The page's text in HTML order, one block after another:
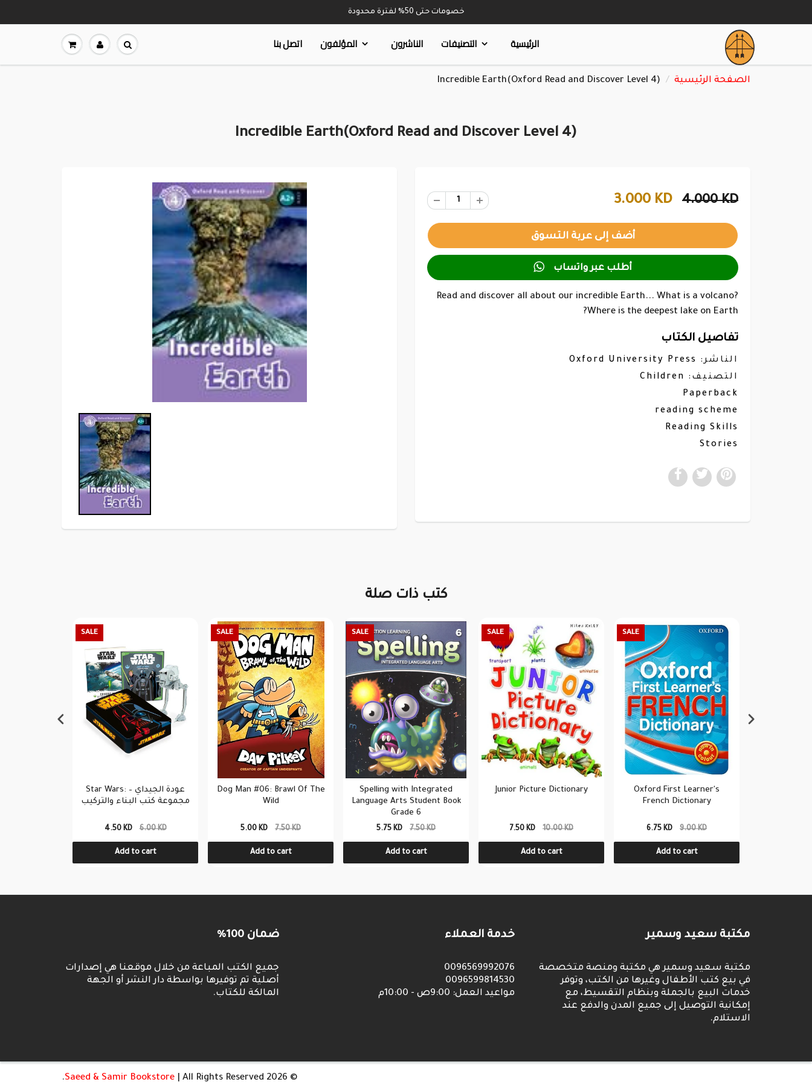
خصومات حتى 50% لفترة محدودة
الرئيسية التصنيفات الناشرون المؤلفون اتصل بنا
الصفحة الرئيسية Incredible Earth(Oxford Read and Discover Level 4)
Incredible Earth(Oxford Read and Discover Level 4)
3.000 KD 4.000 KD
 أطلب عبر واتساب
Read and discover all about our incredible Earth... What is a volcano?
Where is the deepest lake on Earth?
تفاصيل الكتاب
الناشر:
Oxford University Press
التصنيف: Children
Paperback
reading scheme
Reading Skills
Stories
كتب ذات صلة
SALE
Star Wars: عودة الجيداي –
مجموعة كتب البناء والتركيب
4.50 KD 6.00 KD
Add to cart
SALE
Dog Man #06: Brawl Of The
Wild
5.00 KD 7.50 KD
Add to cart
SALE
Spelling with Integrated
Language Arts Student Book
Grade 6
5.75 KD 7.50 KD
Add to cart
SALE
Junior Picture Dictionary
7.50 KD 10.00 KD
Add to cart
SALE
Oxford First Learner's
French Dictionary
6.75 KD 9.00 KD
Add to cart
ضمان 100%
جميع الكتب المباعة من خلال موقعنا هي إصدارات
أصلية تم توفيرها بواسطة دار النشر أو الجهة
المالكة للكتاب.
خدمة العملاء
0096569992076
0096599814530
مواعيد العمل: 9:00ص - 10:00م
مكتبة سعيد وسمير
مكتبة سعيد وسمير هي مكتبة ومنصة متخصصة
في بيع كتب الأطفال وغيرها من الكتب، وتوفر
خدمات البيع بالجملة وبنظام التقسيط، مع
إمكانية التوصيل إلى جميع المدن والدفع عند
الاستلام.
© 2026
Saeed & Samir Bookstore | All Rights Reserved.